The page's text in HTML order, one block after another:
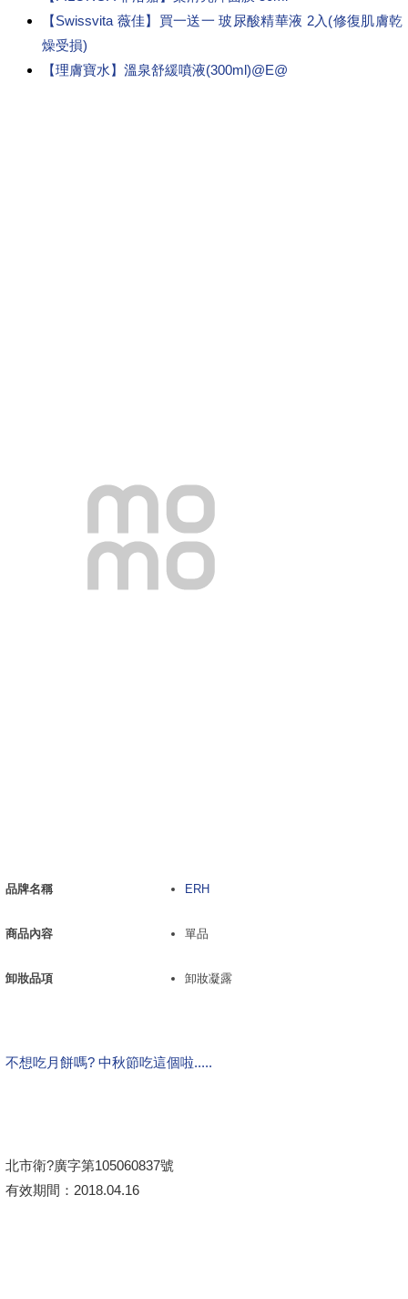
【Swissvita 薇佳】買一送一 玻尿酸精華液 2入(修復肌膚乾
燥受損)
【理膚寶水】溫泉舒緩噴液(300ml)@E@
品牌名稱 ERH
商品內容 單品
卸妝品項 卸妝凝露
不想吃月餅嗎? 中秋節吃這個啦.....
北市衛?廣字第105060837號
有效期間：2018.04.16